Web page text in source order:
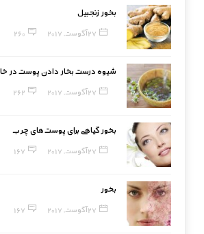
بخور زنجبیل
27 آگوست, 2017 260
شیوه درست بخار دادن پوست در
27 آگوست, 2017 262
بخور گیاهی برای پوست‌های چرب
27 آگوست, 2017 167
بخور
27 آگوست, 2017 167